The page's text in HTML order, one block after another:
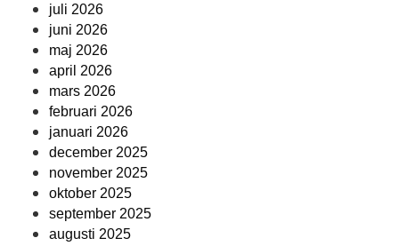
juli 2026
juni 2026
maj 2026
april 2026
mars 2026
februari 2026
januari 2026
december 2025
november 2025
oktober 2025
september 2025
augusti 2025